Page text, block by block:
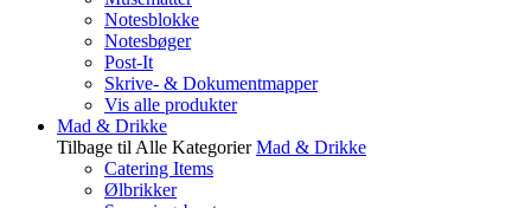
Notesblokke
Notesbøger
Post-It
Skrive- & Dokumentmapper
Vis alle produkter
Mad & Drikke
Tilbage til Alle Kategorier Mad & Drikke
Catering Items
Ølbrikker